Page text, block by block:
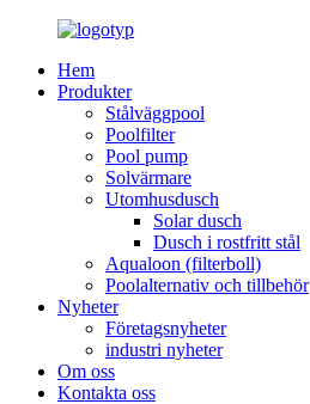
Hem
Produkter
Stålväggpool
Poolfilter
Pool pump
Solvärmare
Utomhusdusch
Solar dusch
Dusch i rostfritt stål
Aqualoon (filterboll)
Poolalternativ och tillbehör
Nyheter
Företagsnyheter
industri nyheter
Om oss
Kontakta oss